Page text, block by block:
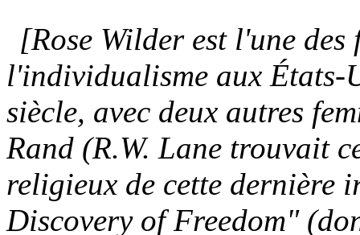
[Rose Wilder est l'une
l'individualisme aux États-
siècle, avec deux autres
Rand (R.W. Lane trouvait
religieux de cette dernière
Discovery of Freedom"